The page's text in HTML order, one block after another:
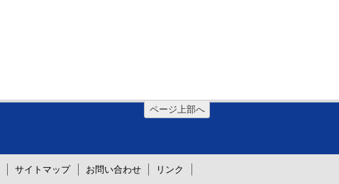
ページ上部へ
サイトマップ お問い合わせ リンク